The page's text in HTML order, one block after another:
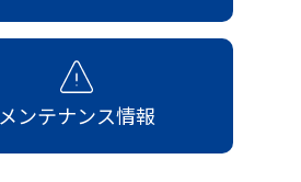
メンテナンス情報